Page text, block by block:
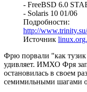
- FreeBSD 6.0
- Solaris 10 01/06
Подробности:
http://
Источник
Фрю порвали "как
удивляет. ИМХО Фря
остановилась в своем
семимильными шагами